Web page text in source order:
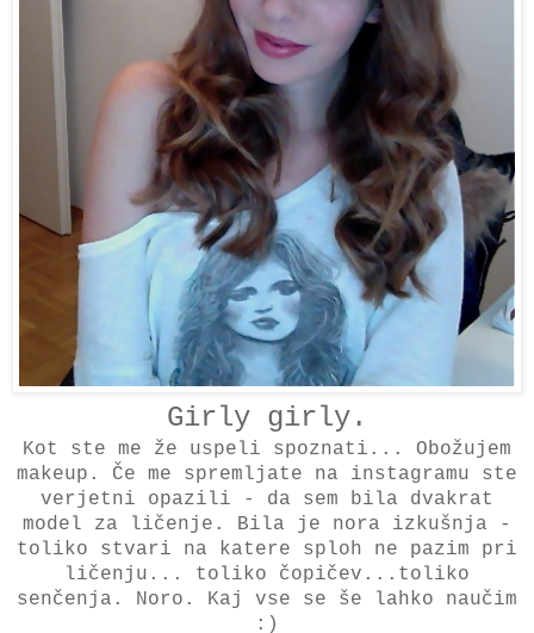
Girly girly.
Kot ste me že uspeli spoznati... Obožujem
makeup. Če me spremljate na instagramu ste
verjetni opazili - da sem bila dvakrat
model za ličenje. Bila je nora izkušnja -
toliko stvari na katere sploh ne pazim pri
ličenju... toliko čopičev...toliko
senčenja. Noro. Kaj vse se še lahko naučim
:)